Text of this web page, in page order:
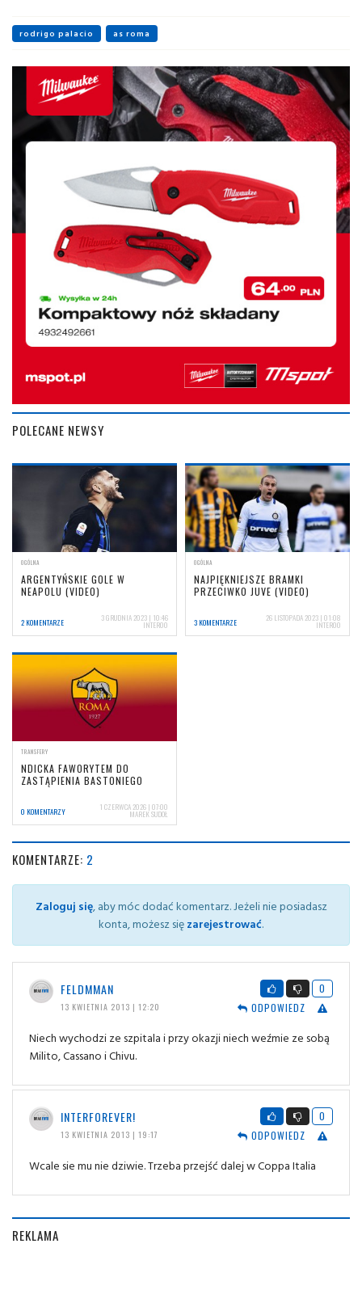
rodrigo palacio as roma
POLECANE NEWSY
OGÓLNA
ARGENTYŃSKIE GOLE W
NEAPOLU (VIDEO)
2 KOMENTARZE 3 GRUDNIA 2023 | 10:46
INTER00
OGÓLNA
NAJPIĘKNIEJSZE BRAMKI
PRZECIWKO JUVE (VIDEO)
3 KOMENTARZE 26 LISTOPADA 2023 | 01:08
INTER00
TRANSFERY
NDICKA FAWORYTEM DO
ZASTĄPIENIA BASTONIEGO
0 KOMENTARZY 1 CZERWCA 2026 | 07:00
MAREK SUDOŁ
KOMENTARZE: 2
Zaloguj się, aby móc dodać komentarz. Jeżeli nie posiadasz
konta, możesz sięzarejestrować.
FELDMMAN
13 KWIETNIA 2013 | 12:20
0
ODPOWIEDZ
Niech wychodzi ze szpitala i przy okazji niech weźmie ze sobą
Milito, Cassano i Chivu.
INTERFOREVER!
13 KWIETNIA 2013 | 19:17
0
ODPOWIEDZ
Wcale sie mu nie dziwie. Trzeba przejść dalej w Coppa Italia
REKLAMA